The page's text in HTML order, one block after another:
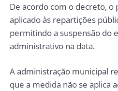
De acordo com o decreto, o
aplicado às repartições
permitindo a suspensão do
administrativo na data.
A administração municipal
que a medida não se aplica